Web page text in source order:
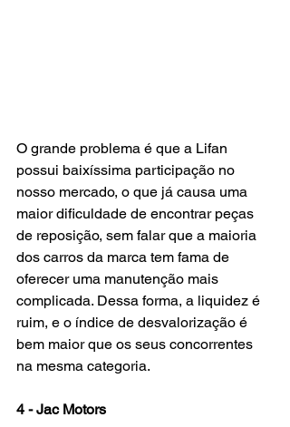
O grande problema é que a Lifan
possui baixíssima participação no
nosso mercado, o que já causa uma
maior dificuldade de encontrar peças
de reposição, sem falar que a maioria
dos carros da marca tem fama de
oferecer uma manutenção mais
complicada. Dessa forma, a liquidez é
ruim, e o índice de desvalorização é
bem maior que os seus concorrentes
na mesma categoria.
4 - Jac Motors